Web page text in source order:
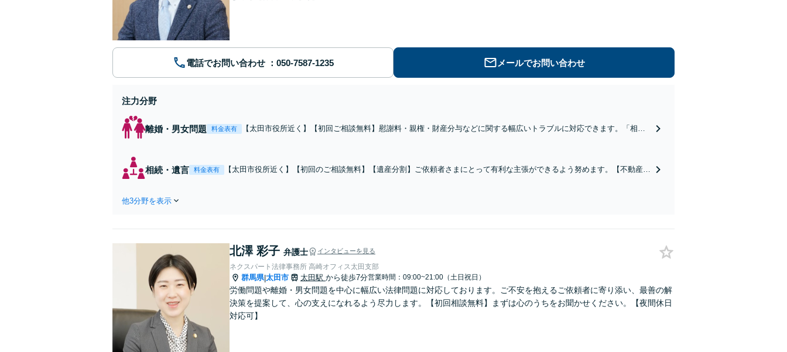
電話でお問い合わせ メールでお問い合わせ
注力分野
離婚・男女問題 料金表有
【太田市役所近く】【初回ご相談無料】慰謝料・親権・財産分与などに関する幅広いトラブルに対応できます。「相手
相続・遺言 料金表有
【太田市役所近く】【初回のご相談無料】【遺産分割】ご依頼者さまにとって有利な主張ができるよう努めます。【不動産の
他3分野を表示
北澤 彩子 弁護士 インタビューを見る
ネクスパート法律事務所 高崎オフィス太田支部
群馬県|太田市 太田駅 から徒歩7分営業時間：09:00~21:00（土日祝日）
労働問題や離婚・男女問題を中心に幅広い法律問題に対応しております。ご不安を抱えるご依頼者に寄り添い、最善の解
決策を提案して、心の支えになれるよう尽力します。【初回相談無料】まずは心のうちをお聞かせください。【夜間休日
対応可】